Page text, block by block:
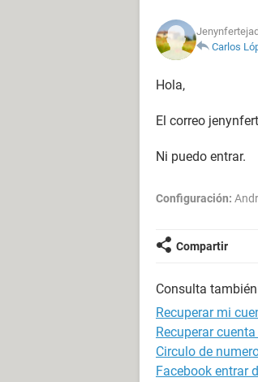
Carlos
Hola,
El correo
Ni puedo entrar.
Configuración:
Compartir
Consulta
Recuperar mi
Recuperar
Circulo de
Facebook entrar